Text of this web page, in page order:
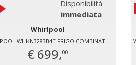
Disponibilità
immediata
Whirlpool
WHIRLPOOL WHKN3283B4E FRIGO COMBINATO NO FROST
€ 699,00